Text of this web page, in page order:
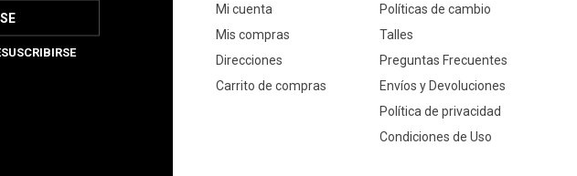
Mi cuenta
Mis compras
Direcciones
Carrito de compras
Políticas de cambio
Talles
Preguntas Frecuentes
Envíos y Devoluciones
Política de privacidad
Condiciones de Uso